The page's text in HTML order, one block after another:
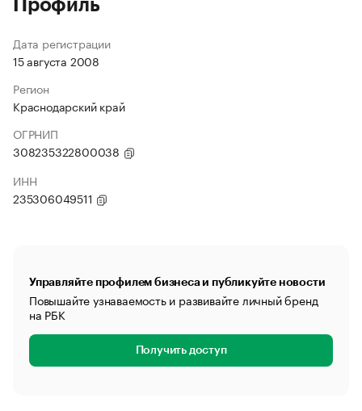
Профиль
Дата регистрации
15 августа 2008
Регион
Краснодарский край
ОГРНИП
308235322800038
ИНН
235306049511
Управляйте профилем бизнеса и публикуйте новости
Повышайте узнаваемость и развивайте личный бренд
на РБК
Получить доступ